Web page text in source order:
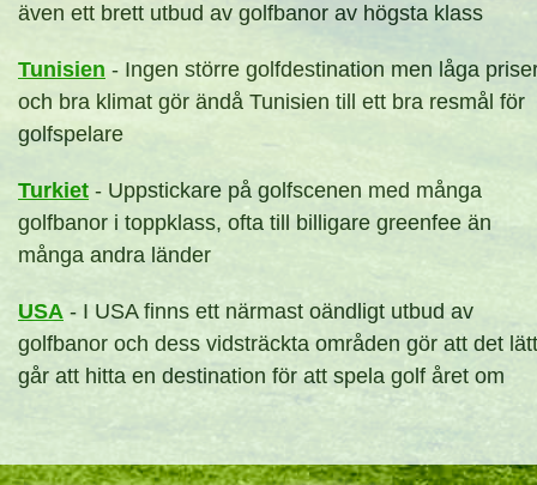
även ett brett utbud av golfbanor av högsta klass
Tunisien - Ingen större golfdestination men låga
och bra klimat gör ändå Tunisien till ett bra resmål för
golfspelare
Turkiet - Uppstickare på golfscenen med många
golfbanor i toppklass, ofta till billigare greenfee än
många andra länder
USA - I USA finns ett närmast oändligt utbud av
golfbanor och dess vidsträckta områden gör att det lätt
går att hitta en destination för att spela golf året om